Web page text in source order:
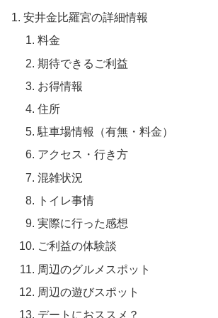
安井金比羅宮の詳細情報
料金
期待できるご利益
お得情報
住所
駐車場情報（有無・料金）
アクセス・行き方
混雑状況
トイレ事情
実際に行った感想
ご利益の体験談
周辺のグルメスポット
周辺の遊びスポット
デートにおススメ？